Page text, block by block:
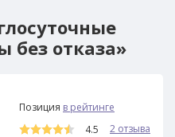
без отказа»
Позиция в рейтинге
4.5
2 отзыва